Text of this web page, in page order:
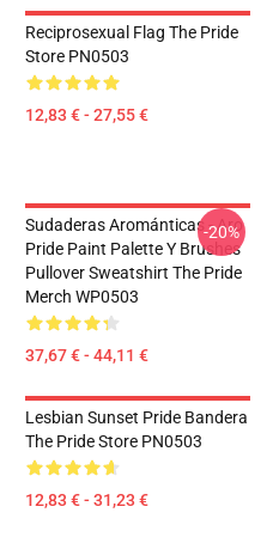
Reciprosexual Flag The Pride
Store PN0503
12,83 € - 27,55 €
Sudaderas Arománticas - Aro
Pride Paint Palette Y Brushes
Pullover Sweatshirt The Pride
Merch WP0503
37,67 € - 44,11 €
-20%
Lesbian Sunset Pride Bandera
The Pride Store PN0503
12,83 € - 31,23 €